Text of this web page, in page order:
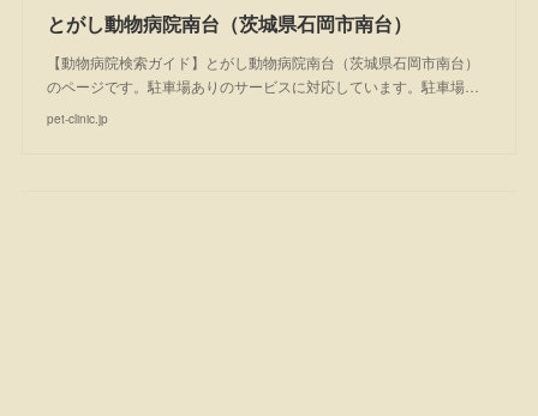
とがし動物病院南台（茨城県石岡市南台）
【動物病院検索ガイド】とがし動物病院南台（茨城県石岡市南台）
のページです。駐車場ありのサービスに対応しています。駐車場…
pet-clinic.jp